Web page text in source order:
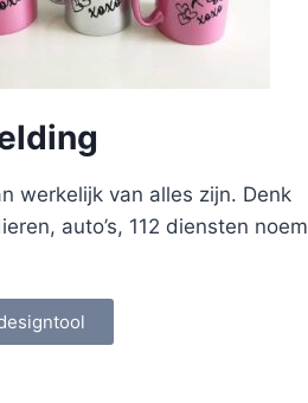
werkelijk van alles zijn. Denk
auto’s, 112 diensten noem